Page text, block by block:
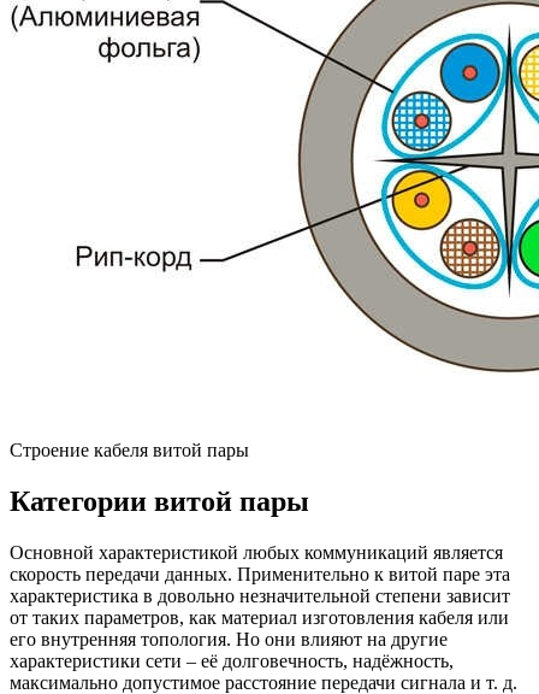
Строение кабеля витой пары
Категории витой пары
Основной характеристикой любых коммуникаций является
скорость передачи данных. Применительно к витой паре эта
характеристика в довольно незначительной степени зависит
от таких параметров, как материал изготовления кабеля или
его внутренняя топология. Но они влияют на другие
характеристики сети – её долговечность, надёжность,
максимально допустимое расстояние передачи сигнала и т. д.